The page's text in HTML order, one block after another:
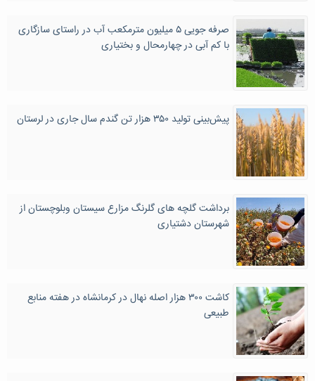
صرفه جویی ۵ میلیون مترمکعب آب در راستای سازگاری
با کم آبی در چهارمحال و بختیاری
پیش‌بینی تولید ۳۵۰ هزار تن گندم سال جاری در لرستان
برداشت گلچه های گلرنگ مزارع سیستان وبلوچستان از
شهرستان دشتیاری
کاشت ۳۰۰ هزار اصله نهال در کرمانشاه در هفته منابع
طبیعی